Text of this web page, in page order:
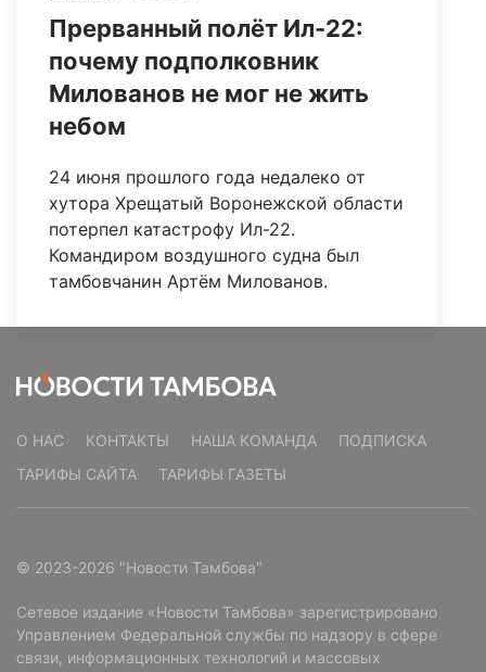
Прерванный полёт Ил-22:
почему подполковник
Милованов не мог не жить
небом
24 июня прошлого года недалеко от
хутора Хрещатый Воронежской области
потерпел катастрофу Ил-22.
Командиром воздушного судна был
тамбовчанин Артём Милованов.
О НАС КОНТАКТЫ НАША КОМАНДА
ПОДПИСКА
ТАРИФЫ САЙТА
ТАРИФЫ ГАЗЕТЫ
© 2023-2026 "Новости Тамбова"
Сетевое издание «Новости Тамбова» зарегистрировано
Управлением Федеральной службы по надзору в сфере
связи, информационных технологий и массовых